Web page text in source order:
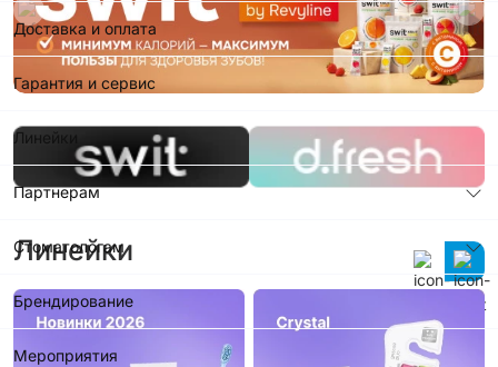
Доставка и оплата
Гарантия и сервис
Линейки
Партнерам
Стоматологам
Брендирование
Мероприятия
Линейки